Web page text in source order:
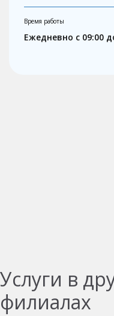
Время работы
Ежедневно с 09:00
Услуги в
филиалах